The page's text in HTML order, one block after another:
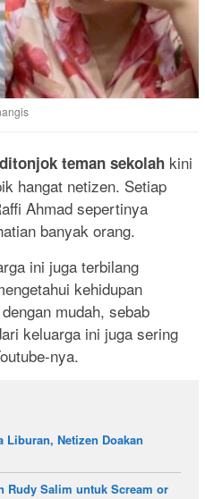
teman sekolah kini
hangat netizen. Setiap
Ahmad sepertinya
banyak orang.
ini juga terbilang
kehidupan
mudah, sebab
keluarga ini juga sering
nya.
Liburan, Netizen Doakan
Rudy Salim untuk Scream or